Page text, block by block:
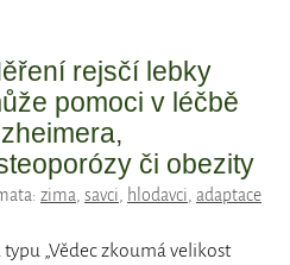
rejsčí lebky
pomoci v léčbě
či obezity
zima, savci, hlodavci, adaptace
„Vědec zkoumá velikost